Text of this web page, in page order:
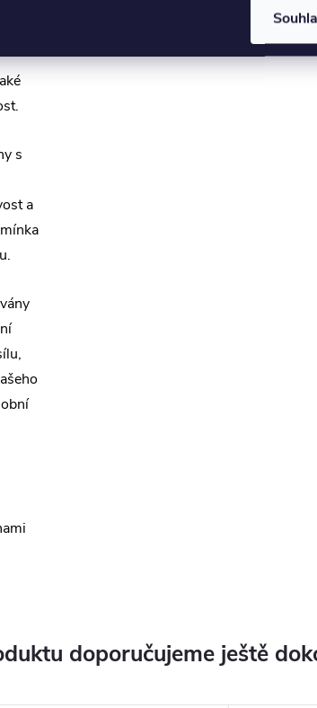
s
a
doporučujeme ještě